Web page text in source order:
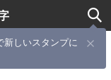
新しいスタンプに
ねずみさん